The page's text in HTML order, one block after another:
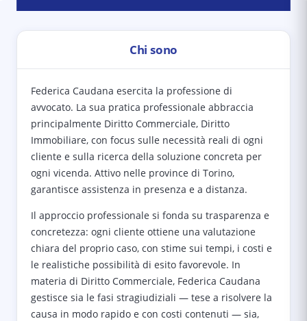
Chi sono
Federica Caudana esercita la professione di
avvocato. La sua pratica professionale abbraccia
principalmente Diritto Commerciale, Diritto
Immobiliare, con focus sulle necessità reali di ogni
cliente e sulla ricerca della soluzione concreta per
ogni vicenda. Attivo nelle province di Torino,
garantisce assistenza in presenza e a distanza.
Il approccio professionale si fonda su trasparenza e
concretezza: ogni cliente ottiene una valutazione
chiara del proprio caso, con stime sui tempi, i costi e
le realistiche possibilità di esito favorevole. In
materia di Diritto Commerciale, Federica Caudana
gestisce sia le fasi stragiudiziali — tese a risolvere la
causa in modo rapido e con costi contenuti — sia,